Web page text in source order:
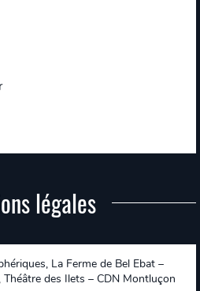
légales
La Ferme de Bel Ebat –
des Ilets – CDN Montluçon